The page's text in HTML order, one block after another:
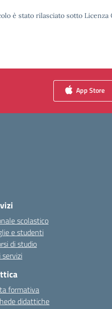
è stato rilasciato sotto
App Store
scolastico
e studenti
di studio
formativa
didattiche